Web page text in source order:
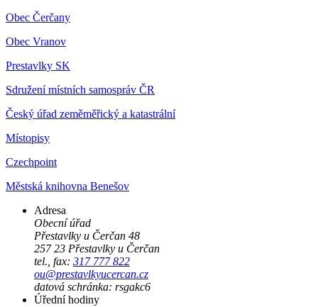
Obec Čerčany
Obec Vranov
Prestavlky SK
Sdružení místních samospráv ČR
Český úřad zeměměřický a katastrální
Místopisy
Czechpoint
Městská knihovna Benešov
Adresa
Obecní úřad
Přestavlky u Čerčan 48
257 23 Přestavlky u Čerčan
tel., fax: 317 777 822
ou@prestavlkyucercan.cz
datová schránka: rsgakc6
Úřední hodiny